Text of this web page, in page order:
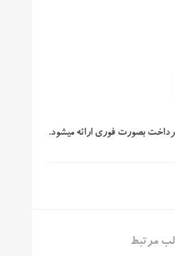
بصورت فوری ارائه میشود.
مرتبط